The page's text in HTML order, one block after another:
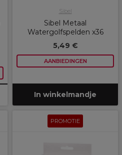
Sibel
Sibel Metaal
Watergolfspelden x36
5,49 €
AANBIEDINGEN
In winkelmandje
PROMOTIE